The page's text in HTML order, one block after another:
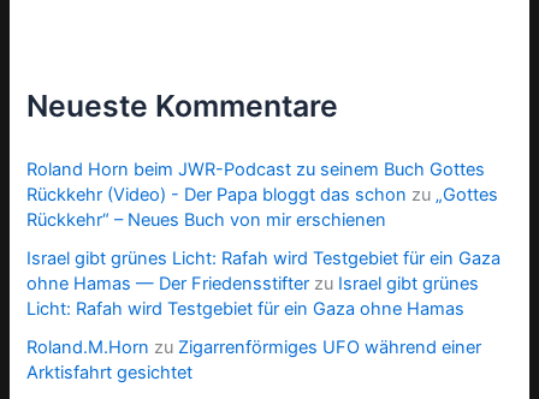
Neueste Kommentare
Roland Horn beim JWR-Podcast zu seinem Buch Gottes
Rückkehr (Video) - Der Papa bloggt das schon zu „Gottes
Rückkehr“ – Neues Buch von mir erschienen
Israel gibt grünes Licht: Rafah wird Testgebiet für ein Gaza
ohne Hamas — Der Friedensstifter zu Israel gibt grünes
Licht: Rafah wird Testgebiet für ein Gaza ohne Hamas
Roland.M.Horn zu Zigarrenförmiges UFO während einer
Arktisfahrt gesichtet